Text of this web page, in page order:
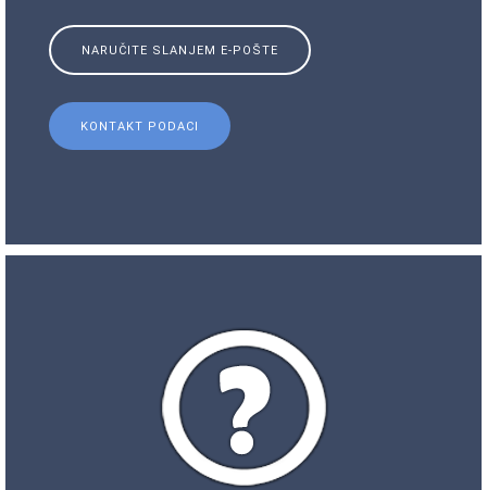
NARUČITE SLANJEM E-POŠTE
KONTAKT PODACI